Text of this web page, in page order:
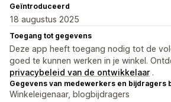
Geïntroduceerd
18 augustus 2025
Toegang tot gegevens
Deze app heeft toegang nodig tot de
goed te kunnen werken in je winkel.
privacybeleid van de ontwikkelaar .
Gegevens van medewerkers en bijdragers
Winkeleigenaar, blogbijdragers